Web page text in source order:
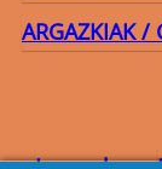
ARGAZKIAK /